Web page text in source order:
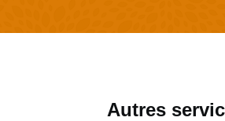
Autres